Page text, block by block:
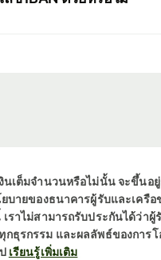
นเต็มจำนวนหรือไม่นั้น จะขึ้นอ
บายของธนาคารผู้รับและเครือ
ราไม่สามารถรับประกันได้ว่าผู้
กธุรกรรม และผลลัพธ์ของการ
เรียนรู้เพิ่มเติม